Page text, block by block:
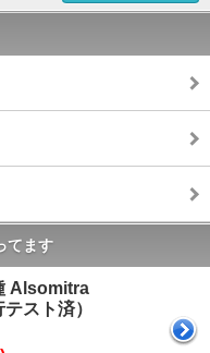
てます
Alsomitra
スト済）